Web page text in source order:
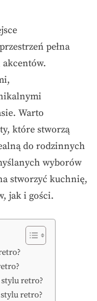
pełna
Warto
które stworzą
do rodzinnych
wyborów
stworzyć kuchnię,
jak i gości.
retro?
retro?